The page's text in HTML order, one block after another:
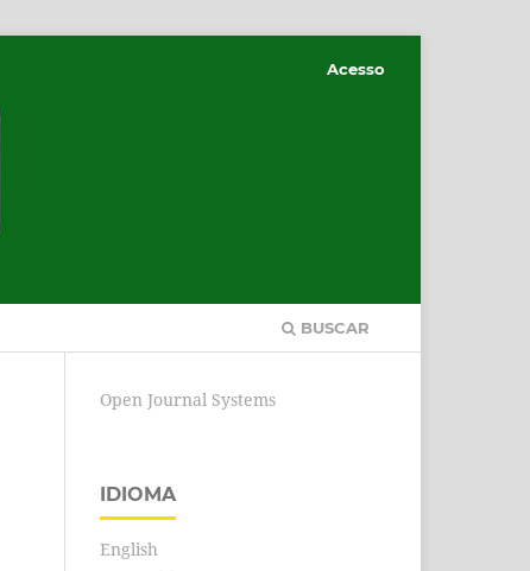
BUSCAR
Acesso
Open Journal Systems
IDIOMA
English